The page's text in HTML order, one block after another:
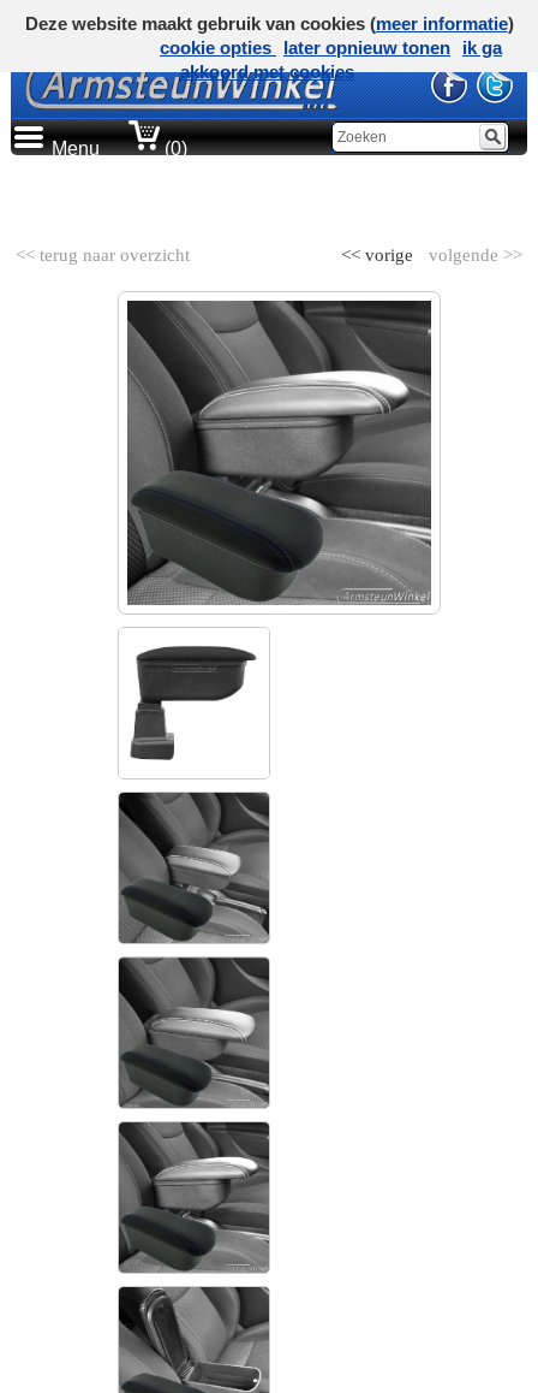
Menu (0)
<< terug naar overzicht volgende >>
<< vorige
Deze website maakt gebruik van cookies (meer informatie)
cookie opties
later opnieuw tonen
ik ga
akkoord met cookies